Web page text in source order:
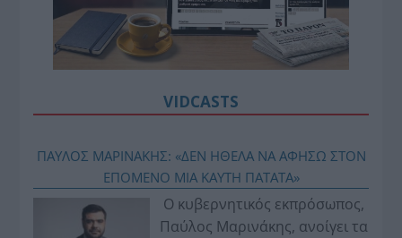
VIDCASTS
ΠΑΥΛΟΣ ΜΑΡΙΝΑΚΗΣ: «ΔΕΝ ΗΘΕΛΑ ΝΑ ΑΦΗΣΩ ΣΤΟΝ
ΕΠΟΜΕΝΟ ΜΙΑ ΚΑΥΤΗ ΠΑΤΑΤΑ»
Ο κυβερνητικός εκπρόσωπος,
Παύλος Μαρινάκης, ανοίγει τα